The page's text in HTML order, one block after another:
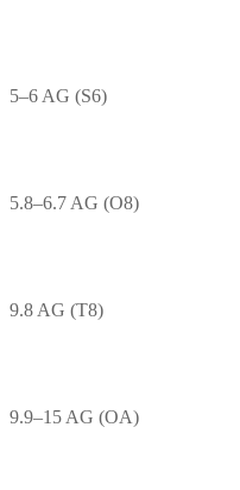
5–6 AG (S6)
5.8–6.7 AG (O8)
9.8 AG (T8)
9.9–15 AG (OA)